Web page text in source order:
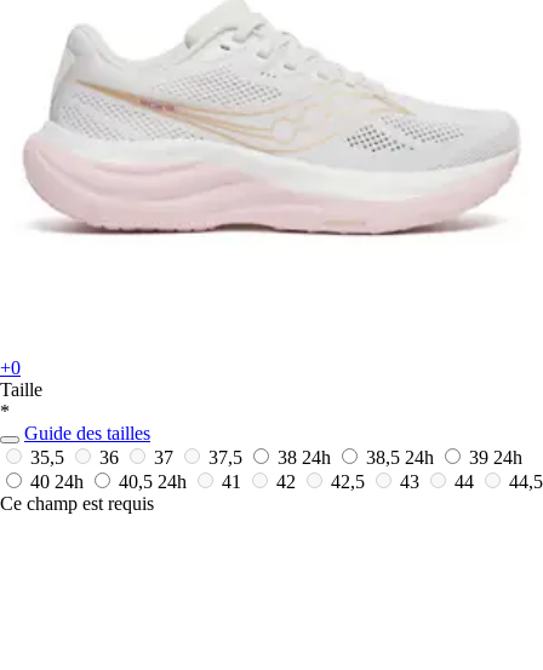
+0
Taille
*
Guide des tailles
35,5
36 37 37,5 38 24h 38,5 24h 39 24h
40 24h 40,5 24h 41 42 42,5 43 44
44,5
Ce champ est requis